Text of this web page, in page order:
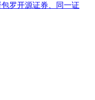
罗开源证券、同一证